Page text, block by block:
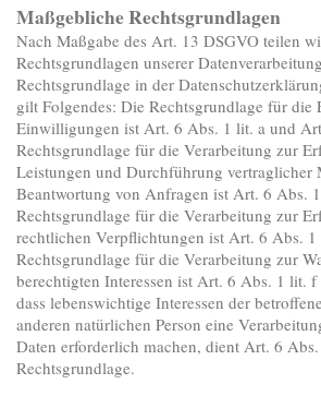
Maßgebliche Rechtsgrundlagen
Nach Maßgabe des Art. 13 DSGVO teilen
Rechtsgrundlagen unserer
Rechtsgrundlage in der
gilt Folgendes: Die Rechtsgrundlage für die
Einwilligungen ist Art. 6 Abs. 1 lit. a und
Rechtsgrundlage für die Verarbeitung zur
Leistungen und Durchführung vertraglicher
Beantwortung von Anfragen ist Art. 6 Abs.
Rechtsgrundlage für die Verarbeitung zur
rechtlichen Verpflichtungen ist Art. 6 Abs.
Rechtsgrundlage für die Verarbeitung zur
berechtigten Interessen ist Art. 6 Abs. 1 lit. f
dass lebenswichtige Interessen der
anderen natürlichen Person eine
Daten erforderlich machen, dient Art. 6
Rechtsgrundlage.